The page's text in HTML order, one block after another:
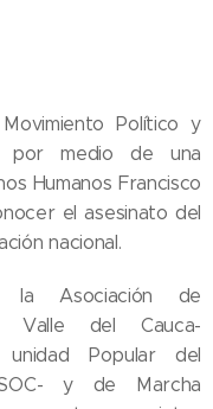
Político y
por medio de una
Humanos Francisco
el asesinato del
nacional.
la Asociación de
Valle del Cauca-
Popular del
y de Marcha